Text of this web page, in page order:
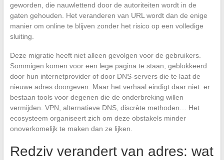
geworden, die nauwlettend door de autoriteiten wordt in de
gaten gehouden. Het veranderen van URL wordt dan de enige
manier om online te blijven zonder het risico op een volledige
sluiting.
Deze migratie heeft niet alleen gevolgen voor de gebruikers.
Sommigen komen voor een lege pagina te staan, geblokkeerd
door hun internetprovider of door DNS-servers die te laat de
nieuwe adres doorgeven. Maar het verhaal eindigt daar niet: er
bestaan tools voor degenen die de onderbreking willen
vermijden. VPN, alternatieve DNS, discrète methoden… Het
ecosysteem organiseert zich om deze obstakels minder
onoverkomelijk te maken dan ze lijken.
Redziv verandert van adres: wat